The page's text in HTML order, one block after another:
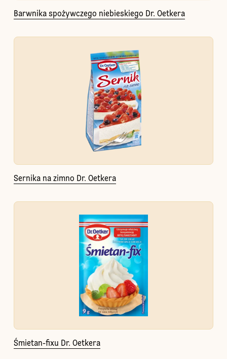
Barwnika spożywczego niebieskiego Dr. Oetkera
Sernika na zimno Dr. Oetkera
Śmietan-fixu Dr. Oetkera